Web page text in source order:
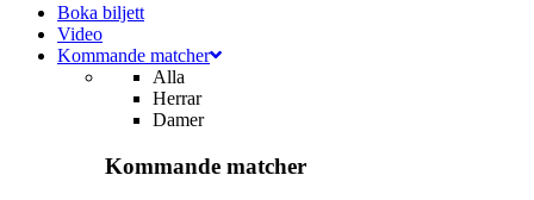
Boka biljett
Video
Kommande matcher
Alla
Herrar
Damer
Kommande matcher